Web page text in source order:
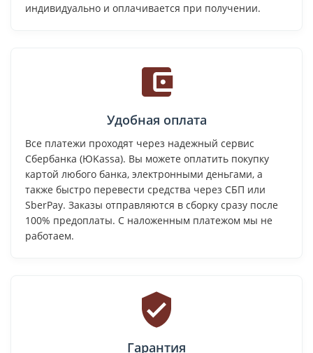
индивидуально и оплачивается при получении.
Удобная оплата
Все платежи проходят через надежный сервис
Сбербанка (ЮKassa). Вы можете оплатить покупку
картой любого банка, электронными деньгами, а
также быстро перевести средства через СБП или
SberPay. Заказы отправляются в сборку сразу после
100% предоплаты. С наложенным платежом мы не
работаем.
Гарантия